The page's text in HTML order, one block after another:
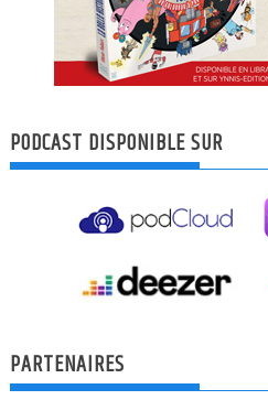
PODCAST DISPONIBLE SUR
PARTENAIRES